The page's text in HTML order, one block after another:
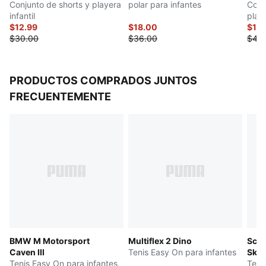
Conjunto de shorts y playera
infantil
$12.99
$30.00
polar para infantes
$18.00
$36.00
PRODUCTOS COMPRADOS JUNTOS
FRECUENTEMENTE
BMW M Motorsport
Caven III
Tenis Easy On para infantes
Multiflex 2 Dino
Tenis Easy On para infantes